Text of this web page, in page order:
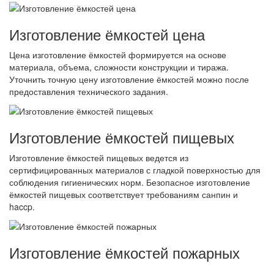
Изготовление ёмкостей цена
Цена изготовление ёмкостей формируется на основе
материала, объема, сложности конструкции и тиража.
Уточнить точную цену изготовление ёмкостей можно после
предоставления технического задания.
Изготовление ёмкостей пищевых
Изготовление ёмкостей пищевых ведется из
сертифицированных материалов с гладкой поверхностью для
соблюдения гигиенических норм. Безопасное изготовление
ёмкостей пищевых соответствует требованиям санпин и
haccp.
Изготовление ёмкостей пожарных